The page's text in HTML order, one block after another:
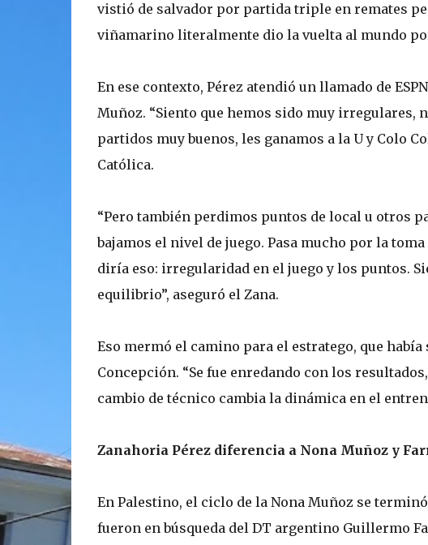
vistió de salvador por partida triple en remates
viñamarino literalmente dio la vuelta al mundo
En ese contexto, Pérez atendió un llamado de
Muñoz. “Siento que hemos sido muy irregulares,
partidos muy buenos, les ganamos a la U y Colo
Católica.
“Pero también perdimos puntos de local u otros
bajamos el nivel de juego. Pasa mucho por la
diría eso: irregularidad en el juego y los puntos.
equilibrio”, aseguró el Zana.
Eso mermó el camino para el estratego, que
Concepción. “Se fue enredando con los
cambio de técnico cambia la dinámica en el
Zanahoria Pérez diferencia a Nona Muñoz y
En Palestino, el ciclo de la Nona Muñoz se
fueron en búsqueda del DT argentino Guillermo